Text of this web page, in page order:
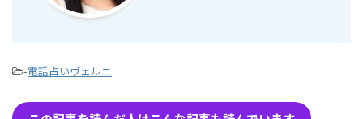
-電話占いヴェルニ